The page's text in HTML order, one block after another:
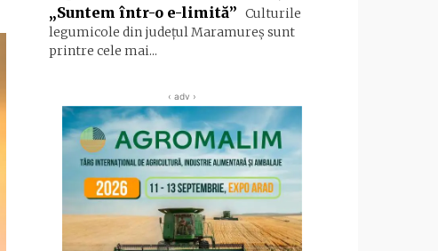
„Suntem într-o e-limită” Culturile
legumicole din județul Maramureș sunt
printre cele mai...
‹ adv ›